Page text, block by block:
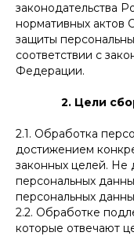
законодательства
нормативных актов
защиты
соответствии с
Федерации.
2. Цели
2.1. Обработка
достижением
законных целей. Не
персональных
персональных
2.2. Обработке
которые отвечают